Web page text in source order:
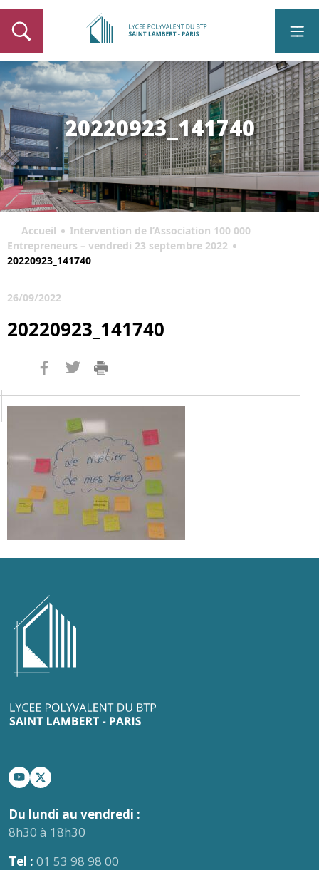
20220923_141740
Accueil
Intervention de l’Association 100 000
Entrepreneurs – vendredi 23 septembre 2022
20220923_141740
26/09/2022
20220923_141740
Facebook
la
page
Du lundi au vendredi :
8h30 à 18h30
Tel : 01 53 98 98 00